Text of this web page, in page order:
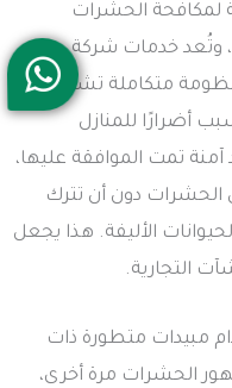
لمكافحة الحشرات
وتُعد خدمات شركة
متكاملة تشمل
أضرارًا للمنازل
تمت الموافقة عليها،
الحشرات دون أن تترك
الأليفة. هذا يجعل
التجارية.
مبيدات متطورة ذات
الحشرات مرة أخرى،